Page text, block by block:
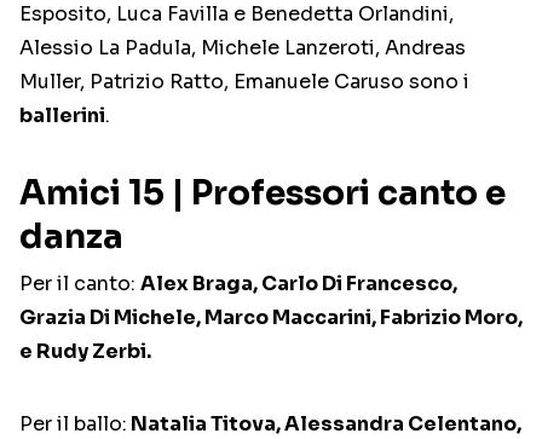
Esposito, Luca Favilla e Benedetta Orlandini,
Alessio La Padula, Michele Lanzeroti, Andreas
Muller, Patrizio Ratto, Emanuele Caruso sono i
ballerini.
Amici 15 | Professori canto e
danza
Per il canto: Alex Braga, Carlo Di Francesco,
Grazia Di Michele, Marco Maccarini, Fabrizio Moro,
e Rudy Zerbi.
Per il ballo: Natalia Titova, Alessandra Celentano,